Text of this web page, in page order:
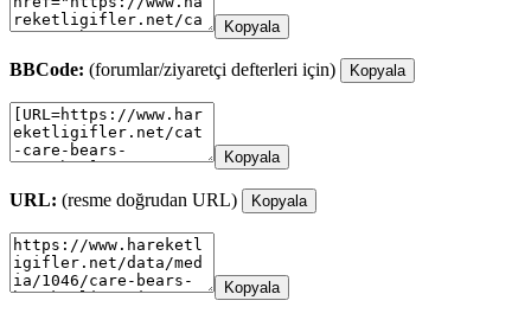
Kopyala
BBCode: (forumlar/ziyaretçi defterleri için) Kopyala
Kopyala
URL: (resme doğrudan URL) Kopyala
Kopyala